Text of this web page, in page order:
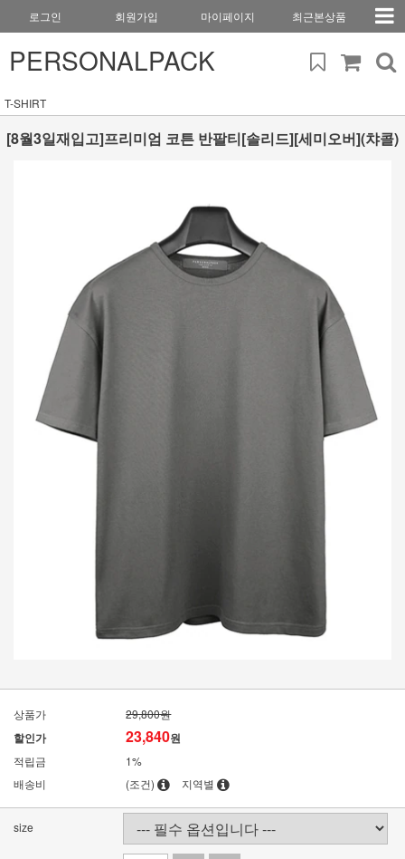
로그인 회원가입 마이페이지 최근본상품
PERSONALPACK
T-SHIRT
[8월3일재입고]프리미엄 코튼 반팔티[솔리드][세미오버](챠콜)
상품가 29,800원
할인가 23,840원
적립금
1%
배송비
(조건) 지역별
size